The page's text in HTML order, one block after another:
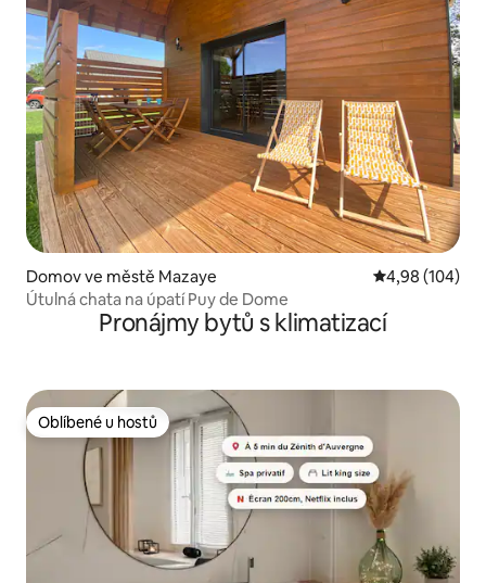
Domov ve městě Mazaye Průměrné
4,98 (104)
Útulná chata na úpatí Puy de Dome
Pronájmy bytů s klimatizací
Oblíbené u hostů
Oblíbené u hostů